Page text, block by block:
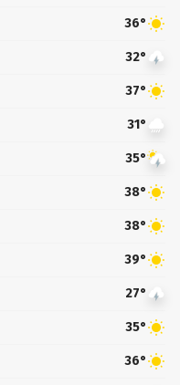
36°
32°
37°
31°
35°
38°
38°
39°
27°
35°
36°